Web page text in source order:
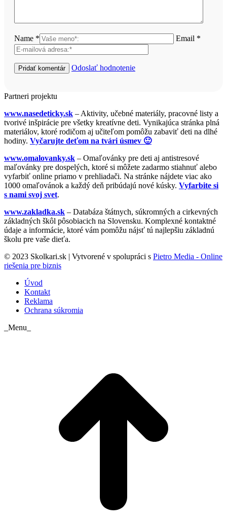
Name * Email *
Odoslať hodnotenie
Partneri projektu
www.nasedeticky.sk – Aktivity, učebné materiály, pracovné listy a
tvorivé inšpirácie pre všetky kreatívne deti. Vynikajúca stránka plná
materiálov, ktoré rodičom aj učiteľom pomôžu zabaviť deti na dlhé
hodiny. Vyčarujte deťom na tvári úsmev 🙂
www.omalovanky.sk – Omaľovánky pre deti aj antistresové
maľovánky pre dospelých, ktoré si môžete zadarmo stiahnuť alebo
vyfarbiť online priamo v prehliadači. Na stránke nájdete viac ako
1000 omaľovánok a každý deň pribúdajú nové kúsky. Vyfarbite si
s nami svoj svet.
www.zakladka.sk – Databáza štátnych, súkromných a cirkevných
základných škôl pôsobiacich na Slovensku. Komplexné kontaktné
údaje a informácie, ktoré vám pomôžu nájsť tú najlepšiu základnú
školu pre vaše dieťa.
© 2023 Skolkari.sk | Vytvorené v spolupráci s Pietro Media - Online
riešenia pre biznis
Úvod
Kontakt
Reklama
Ochrana súkromia
_Menu_